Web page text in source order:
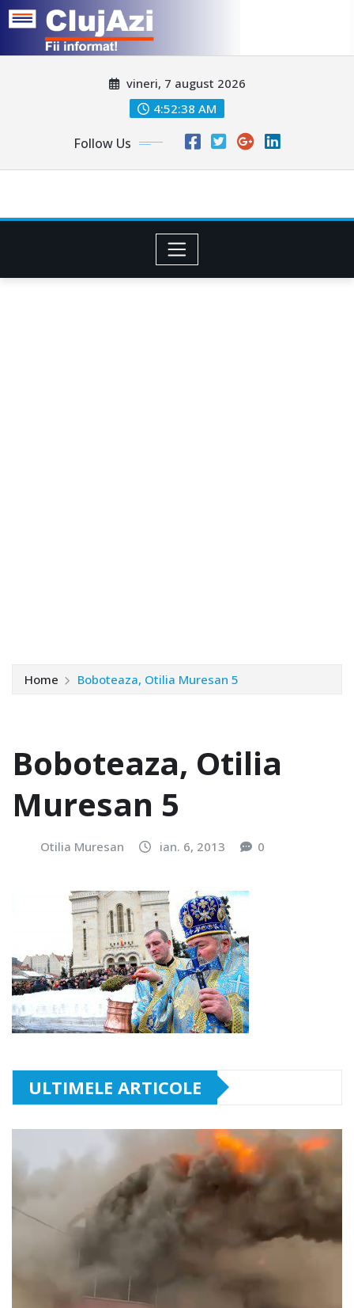
vineri, 7 august 2026
4:52:40 AM
Follow Us
Home Boboteaza, Otilia Muresan 5
Boboteaza, Otilia
Muresan 5
Otilia Muresan ian. 6, 2013 0
ULTIMELE ARTICOLE